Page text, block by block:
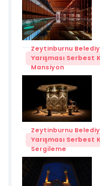
Zeytinburnu
Yarışması Serbest
Mansiyon
Zeytinburnu
Yarışması Serbest
Sergileme